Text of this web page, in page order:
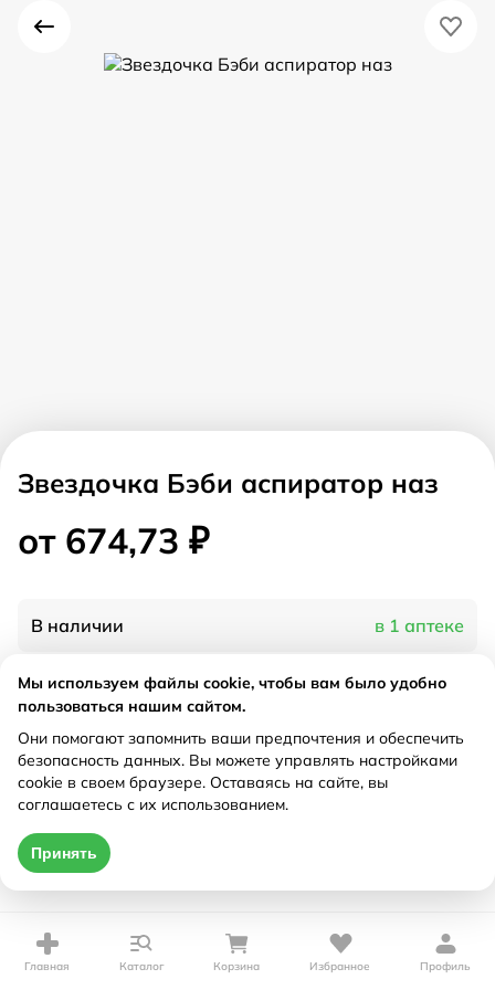
Звездочка Бэби аспиратор наз
от 674,73 ₽
В наличии в 1 аптеке
Характеристики
Рецепт Не требуется
Цена действительна только при оформлении онлайн
от 674,73 ₽
Главная Каталог Корзина Избранное Профиль
Мы используем файлы cookie, чтобы вам было удобно
пользоваться нашим сайтом.
Они помогают запомнить ваши предпочтения и обеспечить
безопасность данных. Вы можете управлять настройками
cookie в своем браузере. Оставаясь на сайте, вы
соглашаетесь с их использованием.
Принять